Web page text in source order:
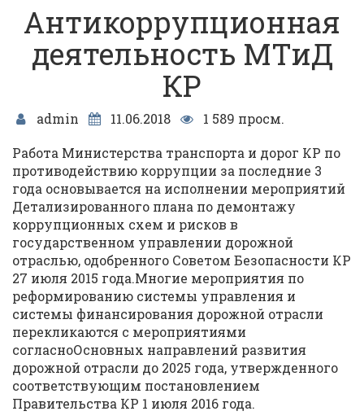
Антикоррупционная
деятельность МТиД
КР
admin 11.06.2018
1 589 просм.
Работа Министерства транспорта и дорог КР по
противодействию коррупции за последние 3
года основывается на исполнении мероприятий
Детализированного плана по демонтажу
коррупционных схем и рисков в
государственном управлении дорожной
отраслью, одобренного Советом Безопасности КР
27 июля 2015 года.Многие мероприятия по
реформированию системы управления и
системы финансирования дорожной отрасли
перекликаются с мероприятиями
согласноОсновных направлений развития
дорожной отрасли до 2025 года, утвержденного
соответствующим постановлением
Правительства КР 1 июля 2016 года.